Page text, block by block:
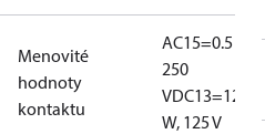
Menovité
hodnoty
kontaktu
AC15=0.5 A,
250
VDC13=12
W, 125 V